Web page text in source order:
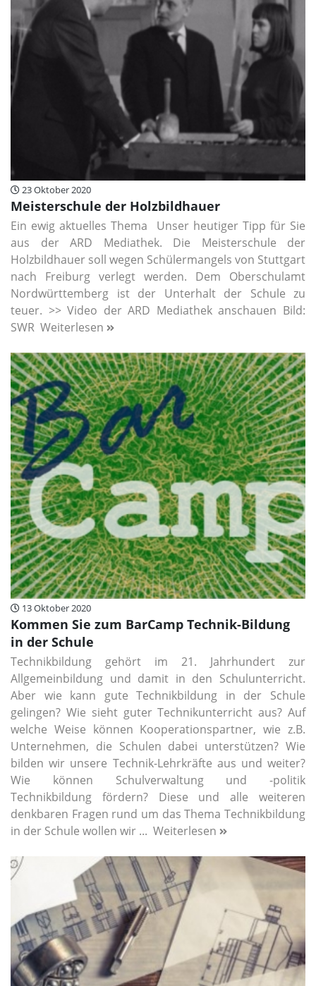
23 Oktober 2020
Meisterschule der Holzbildhauer
Ein ewig aktuelles Thema Unser heutiger Tipp für Sie
aus der ARD Mediathek. Die Meisterschule der
Holzbildhauer soll wegen Schülermangels von Stuttgart
nach Freiburg verlegt werden. Dem Oberschulamt
Nordwürttemberg ist der Unterhalt der Schule zu
teuer. >> Video der ARD Mediathek anschauen Bild:
SWR Weiterlesen
13 Oktober 2020
Kommen Sie zum BarCamp Technik-Bildung
in der Schule
Technikbildung gehört im 21. Jahrhundert zur
Allgemeinbildung und damit in den Schulunterricht.
Aber wie kann gute Technikbildung in der Schule
gelingen? Wie sieht guter Technikunterricht aus? Auf
welche Weise können Kooperationspartner, wie z.B.
Unternehmen, die Schulen dabei unterstützen? Wie
bilden wir unsere Technik-Lehrkräfte aus und weiter?
Wie können Schulverwaltung und -politik
Technikbildung fördern? Diese und alle weiteren
denkbaren Fragen rund um das Thema Technikbildung
in der Schule wollen wir ... Weiterlesen